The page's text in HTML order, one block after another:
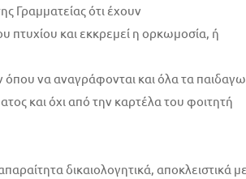
Γραμματείας ότι έχουν
πτυχίου και εκκρεμεί η ορκωμοσία, ή
να αναγράφονται και όλα τα
και όχι από την καρτέλα του φοιτητή
δικαιολογητικά, αποκλειστικά